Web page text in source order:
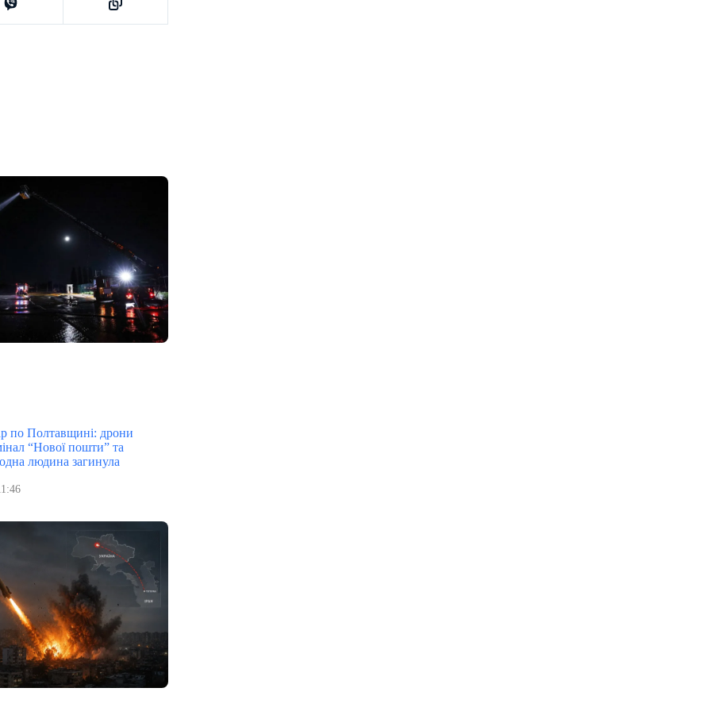
по Полтавщині: дрони
“Нової пошти” та
людина загинула